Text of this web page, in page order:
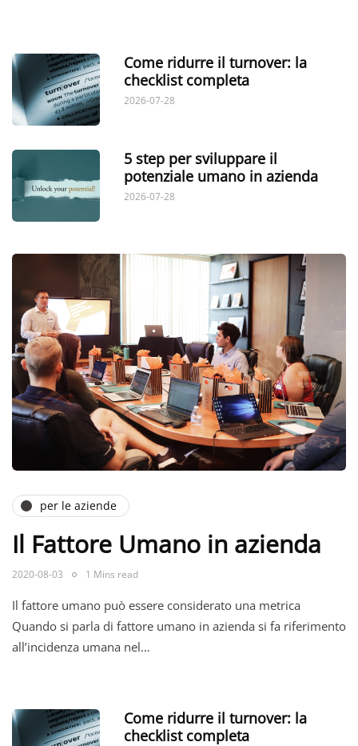
Come ridurre il turnover: la
checklist completa
2026-07-28
5 step per sviluppare il
potenziale umano in azienda
2026-07-28
per le aziende
Il Fattore Umano in azienda
2020-08-03 1 Mins read
Il fattore umano può essere considerato una metrica
Quando si parla di fattore umano in azienda si fa riferimento
all’incidenza umana nel…
Come ridurre il turnover: la
checklist completa